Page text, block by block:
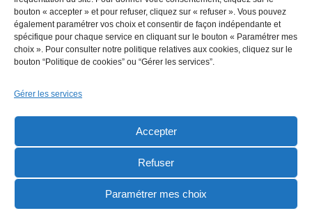
bouton « accepter » et pour refuser, cliquez sur « refuser ». Vous pouvez
également paramétrer vos choix et consentir de façon indépendante et
spécifique pour chaque service en cliquant sur le bouton « Paramétrer mes
choix ». Pour consulter notre politique relatives aux cookies, cliquez sur le
bouton “Politique de cookies” ou “Gérer les services”.
Gérer les services
Accepter
Refuser
Paramétrer mes choix
Conditions générales de
confidentialité
Qui sommes-nous ?